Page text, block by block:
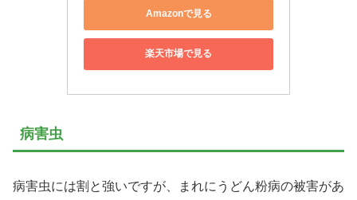
Amazonで見る
楽天市場で見る
病害虫
病害虫には割と強いですが、まれにうどん粉病の被害があ